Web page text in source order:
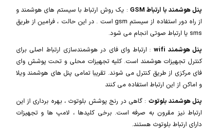
پنل هوشمند با ارتباط GSM
: یک روش ارتباط با سیستم های هوشمند و
از راه دور استفاده از سیستم gsm است . در این حالت ، فرامین از طریق
sms یا ارتباط صوتی انجام می شود.
پنل هوشمند wifi
: ارتباط وای فای در هوشمندسازی ارتباط اصلی برای
کنترل تجهیزات هوشمند است. کلیه تجهیزات محلی و تحت پوشش وای
فای مرکزی از طریق کنترل می شوند. تقریبا تمامی پنل های هوشمند ویلا
و اماکن از این ارتباط استفاده می کنند
پنل هوشمند بلوتوث : گاهی در رنج پوشش بلوتوث ، بهره برداری از این
ارتباط نیز مقرون به صرفه است. برخی کلیدها ، لامپ ها و تجهیزات
دارای ارتباط بلوتوث هستند.